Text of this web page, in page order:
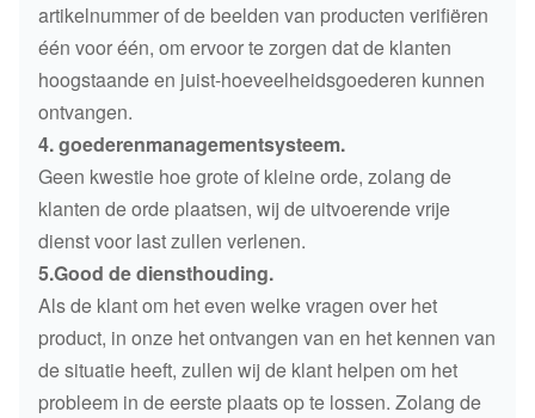
artikelnummer of de beelden van producten verifiëren
één voor één, om ervoor te zorgen dat de klanten
hoogstaande en juist-hoeveelheidsgoederen kunnen
ontvangen.
4. goederenmanagementsysteem.
Geen kwestie hoe grote of kleine orde, zolang de
klanten de orde plaatsen, wij de uitvoerende vrije
dienst voor last zullen verlenen.
5.Good de diensthouding.
Als de klant om het even welke vragen over het
product, in onze het ontvangen van en het kennen van
de situatie heeft, zullen wij de klant helpen om het
probleem in de eerste plaats op te lossen. Zolang de